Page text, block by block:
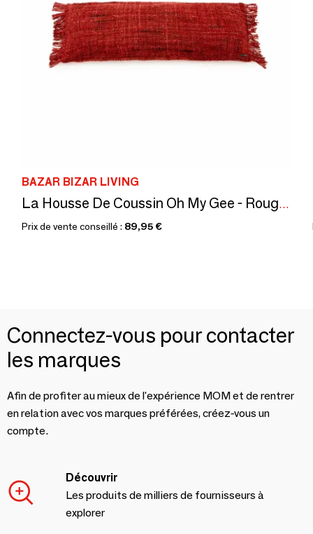
BAZAR BIZAR LIVING
La Housse De Coussin Oh My Gee - Rouge Cerise - 35x100
Prix de vente conseillé : 89,95 €
Connectez-vous pour contacter
les marques
Afin de profiter au mieux de l'expérience MOM et de rentrer
en relation avec vos marques préférées, créez-vous un
compte.
Découvrir
Les produits de milliers de fournisseurs à
explorer